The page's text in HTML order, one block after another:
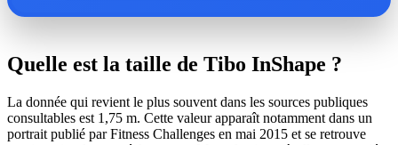
Quelle est la taille de Tibo InShape ?
La donnée qui revient le plus souvent dans les sources publiques
consultables est 1,75 m. Cette valeur apparaît notamment dans un
portrait publié par Fitness Challenges en mai 2015 et se retrouve